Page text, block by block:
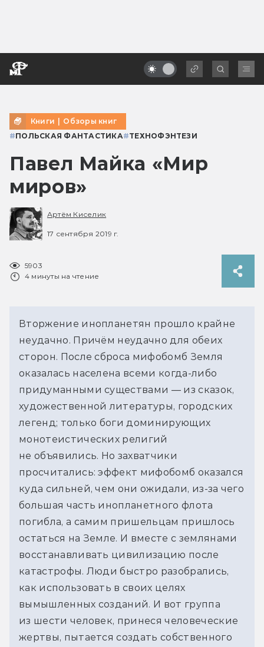
Книги | Обзоры книг
#ПОЛЬСКАЯ ФАНТАСТИКА#ТЕХНОФЭНТЕЗИ
Павел Майка «Мир
миров»
Артём Киселик
17 сентября 2019 г.
5903
4 минуты на чтение
Вторжение инопланетян прошло крайне
неудачно. Причём неудачно для обеих
сторон. После сброса мифобомб Земля
оказалась населена всеми когда-либо
придуманными существами — из сказок,
художественной литературы, городских
легенд; только боги доминирующих
монотеистических религий
не объявились. Но захватчики
просчитались: эффект мифобомб оказался
куда сильней, чем они ожидали, из-за чего
большая часть инопланетного флота
погибла, а самим пришельцам пришлось
остаться на Земле. И вместе с землянами
восстанавливать цивилизацию после
катастрофы. Люди быстро разобрались,
как использовать в своих целях
вымышленных созданий. И вот группа
из шести человек, принеся человеческие
жертвы, пытается создать собственного